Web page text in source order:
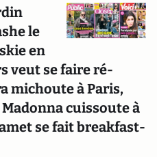
le
en
veut se faire ré-
michoute à Paris,
Madonna cuissoute à
se fait breakfast-